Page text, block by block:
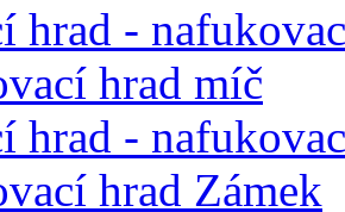
hrad -
hrad míč
hrad -
hrad Zámek